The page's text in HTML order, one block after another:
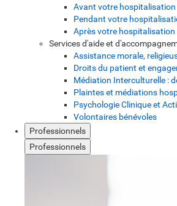
Avant votre hospitalisation
Pendant votre
Après votre hospitalisation
Services d'aide et
Assistance morale,
Droits du patient et
Médiation Interculturelle :
Plaintes et médiations
Psychologie Clinique et
Volontaires bénévoles
Professionnels
Professionnels